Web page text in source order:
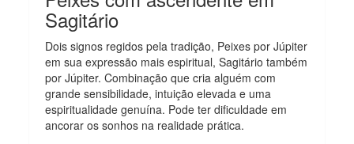
Sagitário
Dois signos regidos pela tradição, Peixes por Júpiter
em sua expressão mais espiritual, Sagitário também
por Júpiter. Combinação que cria alguém com
grande sensibilidade, intuição elevada e uma
espiritualidade genuína. Pode ter dificuldade em
ancorar os sonhos na realidade prática.